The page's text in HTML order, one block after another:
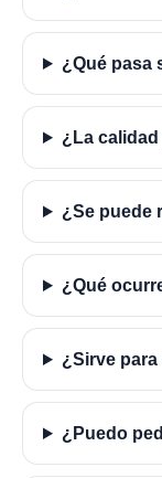
¿Qué pasa
¿La
¿Se puede
¿Qué
¿Sirve
¿Puedo